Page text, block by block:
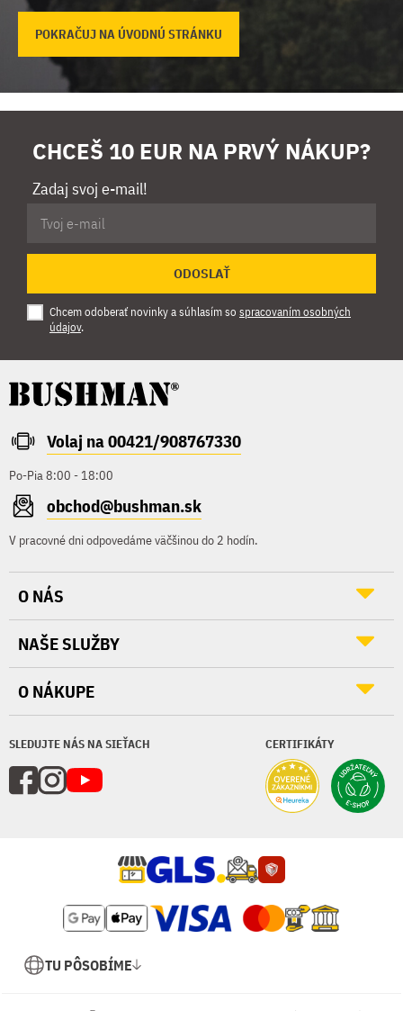
POKRAČUJ NA ÚVODNÚ STRÁNKU
CHCEŠ 10 EUR NA PRVÝ NÁKUP?
Zadaj svoj e-mail!
ODOSLAŤ
Chcem odoberať novinky a súhlasím so spracovaním osobných
údajov.
Volaj na 00421/908767330
Po-Pia 8:00 - 18:00
obchod@bushman.sk
V pracovné dni odpovedáme väčšinou do 2 hodín.
SLEDUJTE NÁS NA SIEŤACH CERTIFIKÁTY
O NÁS
NAŠE SLUŽBY
O NÁKUPE
TU PÔSOBÍME